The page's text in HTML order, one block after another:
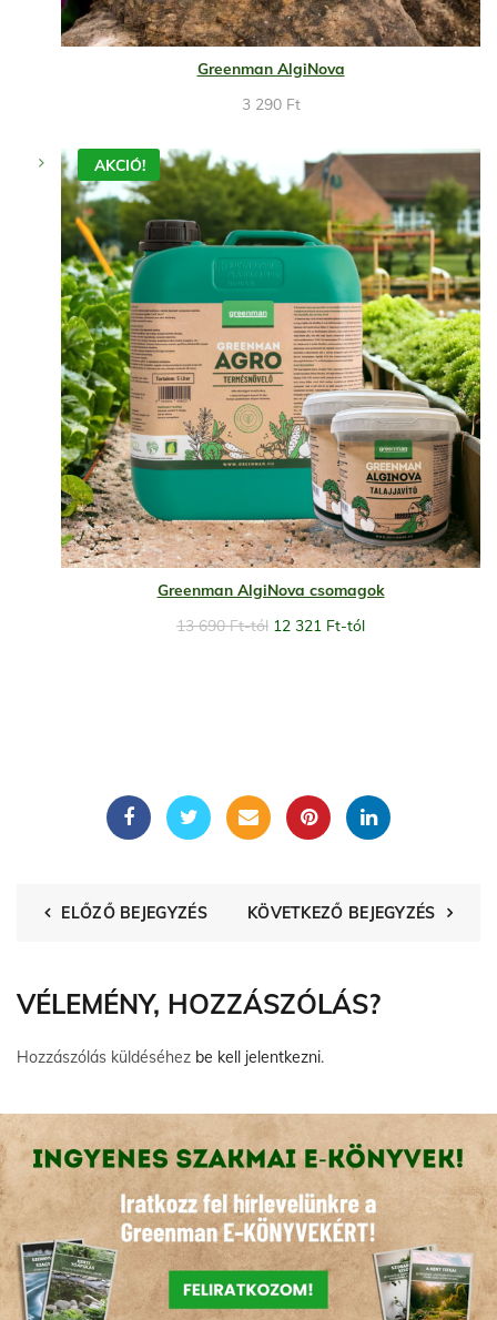
Greenman AlgiNova
3 290 Ft
AKCIÓ!
Greenman AlgiNova csomagok
13 690Ft-tól 12 321 Ft-tól
ELŐZŐ BEJEGYZÉS KÖVETKEZŐ BEJEGYZÉS
VÉLEMÉNY, HOZZÁSZÓLÁS?
Hozzászólás küldéséhez be kell jelentkezni.